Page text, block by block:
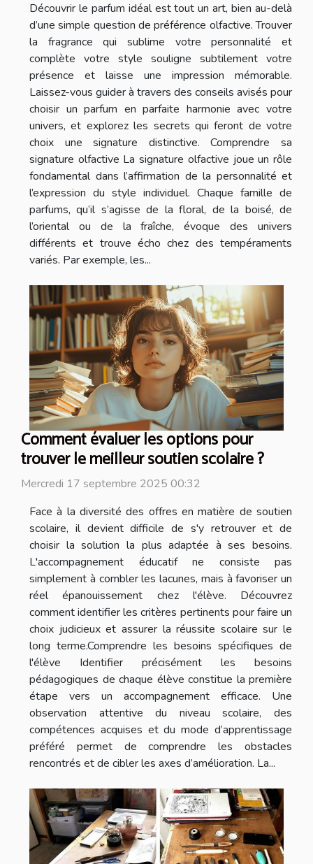
Découvrir le parfum idéal est tout un art, bien au-delà
d’une simple question de préférence olfactive. Trouver
la fragrance qui sublime votre personnalité et
complète votre style souligne subtilement votre
présence et laisse une impression mémorable.
Laissez-vous guider à travers des conseils avisés pour
choisir un parfum en parfaite harmonie avec votre
univers, et explorez les secrets qui feront de votre
choix une signature distinctive. Comprendre sa
signature olfactive La signature olfactive joue un rôle
fondamental dans l’affirmation de la personnalité et
l’expression du style individuel. Chaque famille de
parfums, qu’il s’agisse de la floral, de la boisé, de
l’oriental ou de la fraîche, évoque des univers
différents et trouve écho chez des tempéraments
variés. Par exemple, les...
Comment évaluer les options pour
trouver le meilleur soutien scolaire ?
Mercredi 17 septembre 2025 00:32
Face à la diversité des offres en matière de soutien
scolaire, il devient difficile de s'y retrouver et de
choisir la solution la plus adaptée à ses besoins.
L'accompagnement éducatif ne consiste pas
simplement à combler les lacunes, mais à favoriser un
réel épanouissement chez l'élève. Découvrez
comment identifier les critères pertinents pour faire un
choix judicieux et assurer la réussite scolaire sur le
long terme.Comprendre les besoins spécifiques de
l'élève Identifier précisément les besoins
pédagogiques de chaque élève constitue la première
étape vers un accompagnement efficace. Une
observation attentive du niveau scolaire, des
compétences acquises et du mode d’apprentissage
préféré permet de comprendre les obstacles
rencontrés et de cibler les axes d’amélioration. La...